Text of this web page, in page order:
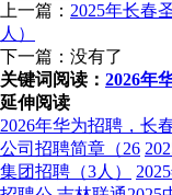
上一篇： 2025年长春
人）
下一篇：没有了
关键词阅读： 2026年
延伸阅读
2026年华为招聘，长
公司招聘简章（26
集团招聘（3人）